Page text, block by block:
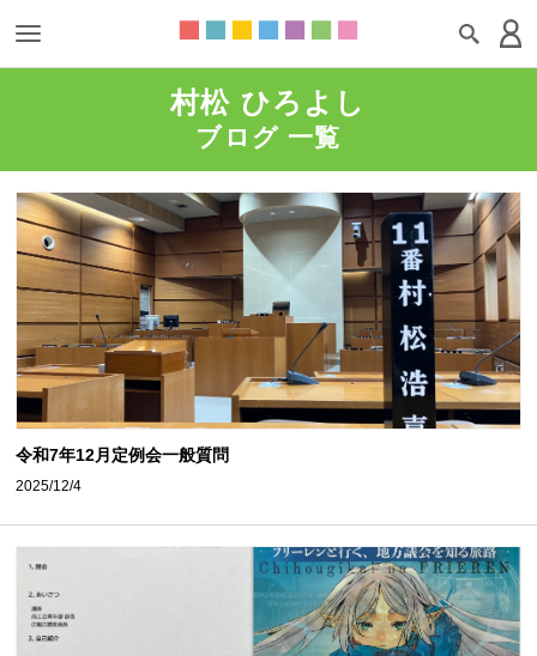
村松 ひろよし
ブログ 一覧
令和7年12月定例会一般質問
2025/12/4